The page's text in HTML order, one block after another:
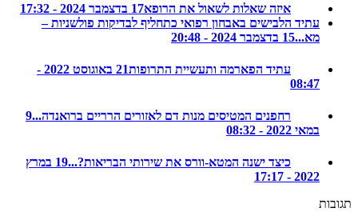
איזה שאלות לשאול את הרופא17 בדצמבר 2024 - 17:32
עתיד הלבישים באבחון רפואי כתחליף לבדיקות פולשניות –
15 בדצמבר 2024 - 20:48
עתיד הפארמה ותעשיית התרופות
21 באוגוסט 2022 -
רחפנים המטיסים מנות דם לאזורים הרריים ברואנדה...9
כיצד ישנה המטא-וורס את שירותי הבריאות?...
19 במרץ